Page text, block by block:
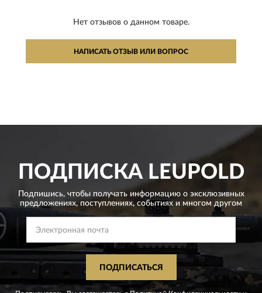
Нет отзывов о данном товаре.
НАПИСАТЬ ОТЗЫВ ИЛИ ВОПРОС
ПОДПИСКАLEUPOLD
Подпишись, чтобы получать информацию о эксклюзивных
предложениях, поступлениях, событиях и многом другом
ПОДПИСАТЬСЯ